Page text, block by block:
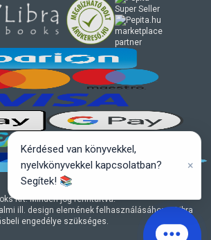
Kft. Minden jog fenntartva.
ill. design elemének felhasználásához a Libra
engedélye szükséges.
marketplace
partner
Kérdésed van könyvekkel,
nyelvkönyvekkel kapcsolatban?
Segítek! 📚
×